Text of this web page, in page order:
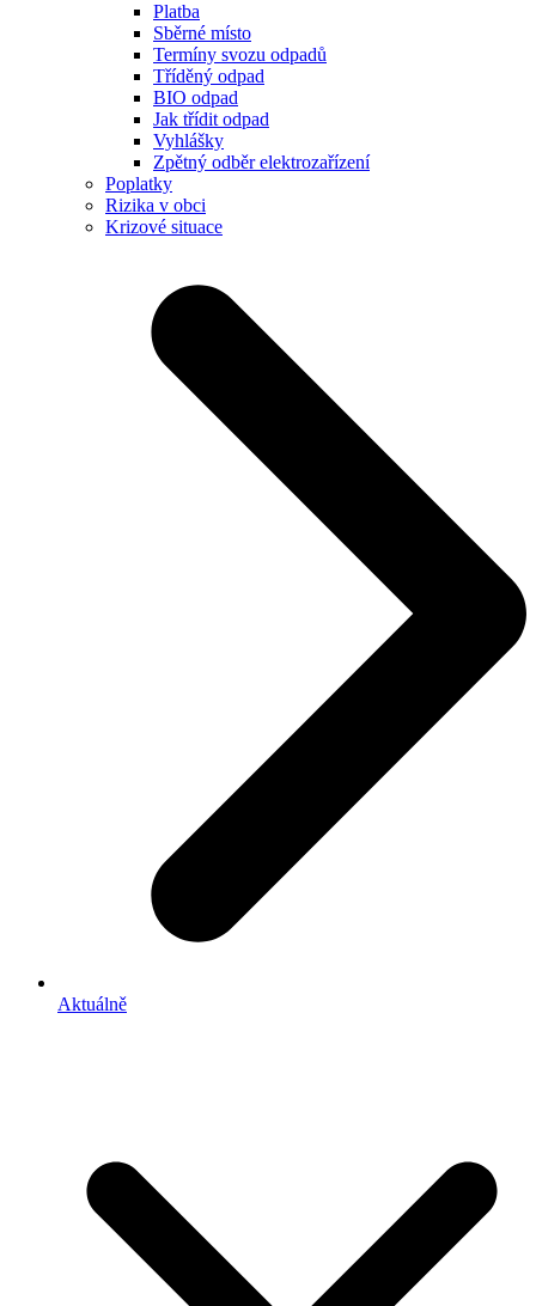
Platba
Sběrné místo
Termíny svozu odpadů
Tříděný odpad
BIO odpad
Jak třídit odpad
Vyhlášky
Zpětný odběr elektrozařízení
Poplatky
Rizika v obci
Krizové situace
Aktuálně